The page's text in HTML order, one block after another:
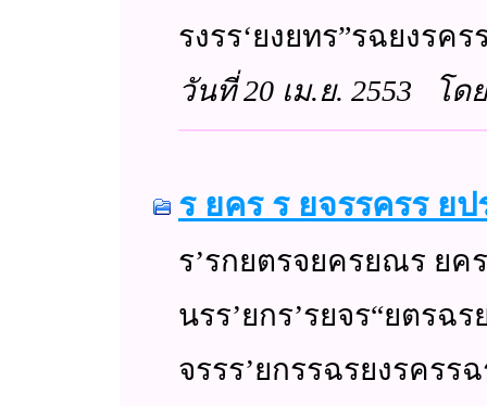
รงรร‘ยงยทร”รฉยงรคร
วันที่ 20 เม.ย. 2553 โดย ร
ร ยคร ร ยจรรครร ยป
ร’รกยตรจยครยณร ยคร
นรร’ยกร’รยจร“ยตรฉ
จรรร’ยกรรฉรยงรคร